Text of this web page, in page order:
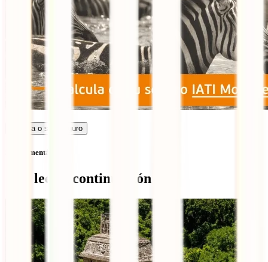
Calcula o seu seguro
Sem comentários
Qué leer a continuación